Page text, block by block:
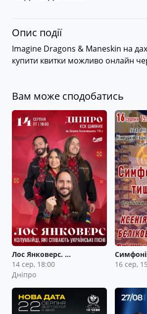
Опис події
Imagine Dragons & Maneskin на
купити квитки можливо онлайн
Вам може сподобатись
Лос Янковерс. …
14 сер, 18:00
Дніпро
16 сер,